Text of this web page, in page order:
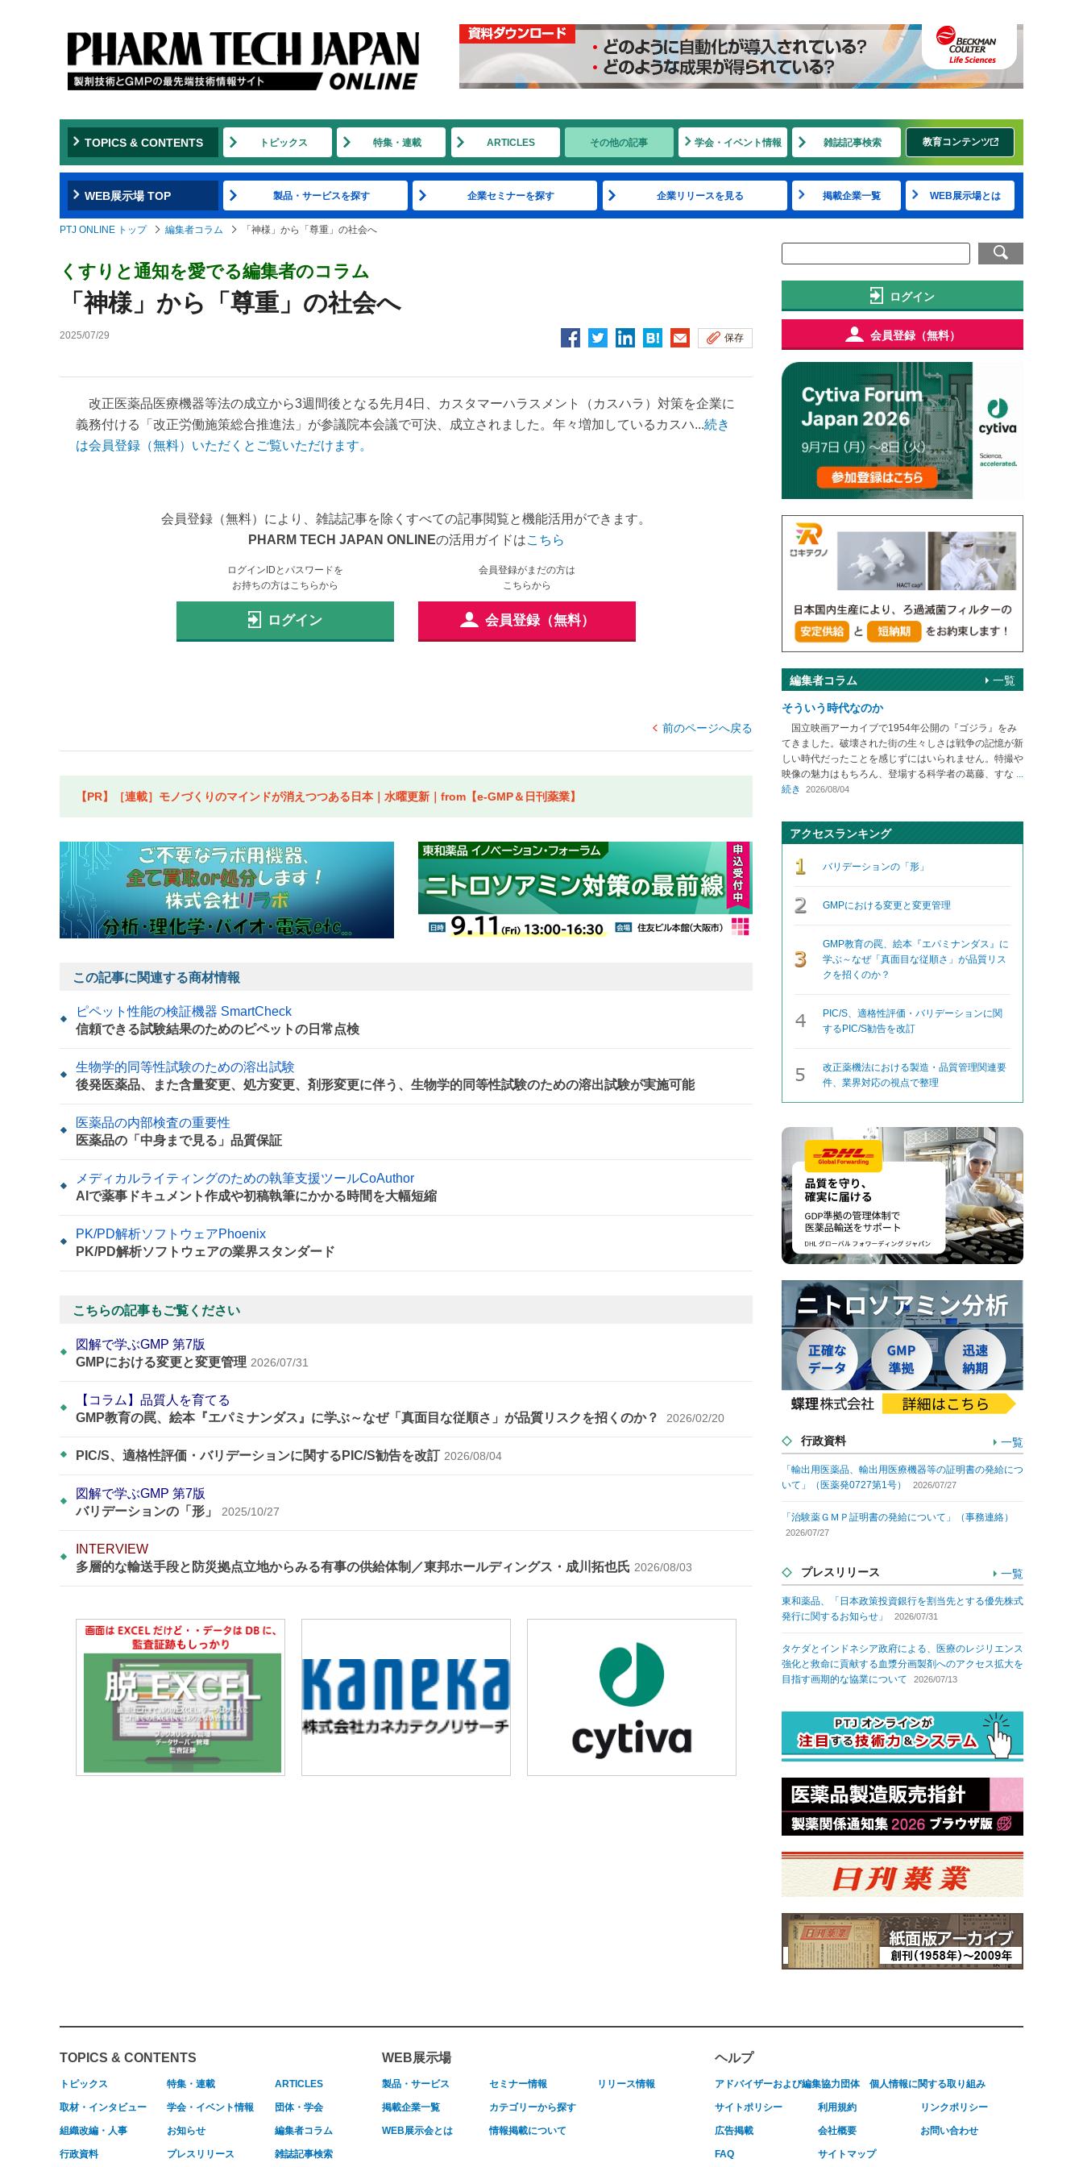
TOPICS & CONTENTS トピックス 特集・連載 ARTICLES その他の記事 学会・イベント情報 雑誌記事検索 教育コンテンツ
WEB展示場 TOP 製品・サービスを探す 企業セミナーを探す 企業リリースを見る 掲載企業一覧 WEB展示場とは
PTJ ONLINE トップ 編集者コラム 「神様」から「尊重」の社会へ
くすりと通知を愛でる編集者のコラム
「神様」から「尊重」の社会へ
2025/07/29 保存
改正医薬品医療機器等法の成立から3週間後となる先月4日、カスタマーハラスメント（カスハラ）対策を企業に
義務付ける「改正労働施策総合推進法」が参議院本会議で可決、成立されました。年々増加しているカスハ...続き
は会員登録（無料）いただくとご覧いただけます。
会員登録（無料）により、雑誌記事を除くすべての記事閲覧と機能活用ができます。
PHARM TECH JAPAN ONLINEの活用ガイドはこちら
ログインIDとパスワードを
お持ちの方はこちらから
ログイン
会員登録がまだの方は
こちらから
会員登録（無料）
前のページへ戻る
【PR】［連載］モノづくりのマインドが消えつつある日本｜水曜更新｜from【e-GMP＆日刊薬業】
この記事に関連する商材情報
ピペット性能の検証機器 SmartCheck
信頼できる試験結果のためのピペットの日常点検
生物学的同等性試験のための溶出試験
後発医薬品、また含量変更、処方変更、剤形変更に伴う、生物学的同等性試験のための溶出試験が実施可能
医薬品の内部検査の重要性
医薬品の「中身まで見る」品質保証
メディカルライティングのための執筆支援ツールCoAuthor
AIで薬事ドキュメント作成や初稿執筆にかかる時間を大幅短縮
PK/PD解析ソフトウェアPhoenix
PK/PD解析ソフトウェアの業界スタンダード
こちらの記事もご覧ください
図解で学ぶGMP 第7版
GMPにおける変更と変更管理 2026/07/31
【コラム】品質人を育てる
GMP教育の罠、絵本『エパミナンダス』に学ぶ～なぜ「真面目な従順さ」が品質リスクを招くのか？
2026/02/20
PIC/S、適格性評価・バリデーションに関するPIC/S勧告を改訂 2026/08/04
図解で学ぶGMP 第7版
バリデーションの「形」
2025/10/27
INTERVIEW
多層的な輸送手段と防災拠点立地からみる有事の供給体制／東邦ホールディングス・成川拓也氏 2026/08/03
ログイン
会員登録（無料）
編集者コラム
そういう時代なのか
国立映画アーカイブで1954年公開の『ゴジラ』をみ
てきました。破壊された街の生々しさは戦争の記憶が新
しい時代だったことを感じずにはいられません。特撮や
映像の魅力はもちろん、登場する科学者の葛藤、すな ...
続き
2026/08/04
一覧
アクセスランキング
バリデーションの「形」
GMPにおける変更と変更管理
GMP教育の罠、絵本『エパミナンダス』に
学ぶ～なぜ「真面目な従順さ」が品質リス
クを招くのか？
PIC/S、適格性評価・バリデーションに関
するPIC/S勧告を改訂
改正薬機法における製造・品質管理関連要
件、業界対応の視点で整理
行政資料 一覧
「輸出用医薬品、輸出用医療機器等の証明書の発給につ
いて」（医薬発0727第1号）
2026/07/27
「治験薬ＧＭＰ証明書の発給について」（事務連絡）
2026/07/27
プレスリリース 一覧
東和薬品、「日本政策投資銀行を割当先とする優先株式
発行に関するお知らせ」
2026/07/31
タケダとインドネシア政府による、医療のレジリエンス
強化と救命に貢献する血漿分画製剤へのアクセス拡大を
目指す画期的な協業について
2026/07/13
TOPICS & CONTENTS
トピックス 特集・連載 ARTICLES
取材・インタビュー 学会・イベント情報 団体・学会
組織改編・人事 お知らせ 編集者コラム
行政資料 プレスリリース 雑誌記事検索
WEB展示場
製品・サービス セミナー情報 リリース情報
掲載企業一覧 カテゴリーから探す
WEB展示会とは 情報掲載について
ヘルプ
アドバイザーおよび編集協力団体 個人情報に関する取り組み
サイトポリシー 利用規約 リンクポリシー
広告掲載 会社概要 お問い合わせ
FAQ サイトマップ